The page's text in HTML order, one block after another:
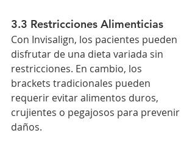
3.3 Restricciones Alimenticias
Con Invisalign, los pacientes pueden
disfrutar de una dieta variada sin
restricciones. En cambio, los
brackets tradicionales pueden
requerir evitar alimentos duros,
crujientes o pegajosos para prevenir
daños.